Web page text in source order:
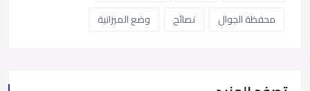
محفظة الجوال
نصائح وضع الميزانية